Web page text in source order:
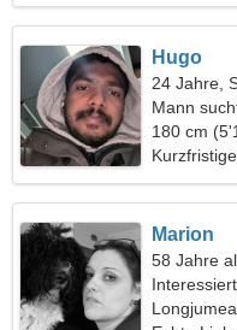
Hugo
24 Jahre,
Mann
180 cm
Marion
58 Jahre